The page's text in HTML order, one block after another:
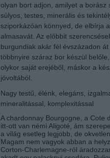
olyan bort adjon, amilyet a borász
súlyos, testes, minerális és
sziporkázóan könnyed, de elbírja
almasavát. Az előbbit
burgundiak akár fél évszázadon
többnyire száraz bor készül
olykor saját erejéből, máskor a
jóvoltából.
Nagy testű, élénk, elegáns,
mineralitással, komplexitással
A chardonnay Bourgogne, a Cote
itt-ott van némi Aligoté, ám
a világ esetleg legjobb, de
Magam nem vagyok abban a
Corton-Charlemagne-ról